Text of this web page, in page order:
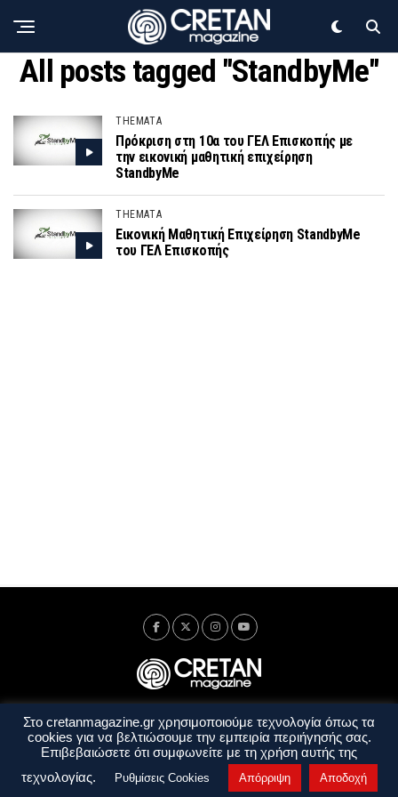
All posts tagged "StandbyMe"
THEMATA
Πρόκριση στη 10α του ΓΕΛ Επισκοπής με
την εικονική μαθητική επιχείρηση
StandbyMe
THEMATA
Εικονική Μαθητική Επιχείρηση StandbyMe
του ΓΕΛ Επισκοπής
Ταυτότητα Πολιτική Απορρήτου
Όροι Χρήσης
Όροι και Προϋποθέσεις
Στο cretanmagazine.gr χρησιμοποιούμε τεχνολογία όπως τα
cookies για να βελτιώσουμε την εμπειρία περιήγησής σας.
Επιβεβαιώσετε ότι συμφωνείτε με τη χρήση αυτής της
τεχνολογίας.
Ρυθμίσεις Cookies Απόρριψη Αποδοχή